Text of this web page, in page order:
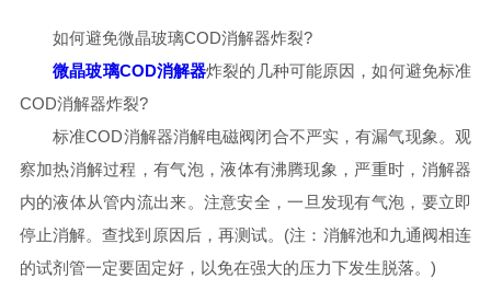
如何避免微晶玻璃COD消解器炸裂?
微晶玻璃COD消解器炸裂的几种可能原因，如何避免标准
COD消解器炸裂?
标准COD消解器消解电磁阀闭合不严实，有漏气现象。观
察加热消解过程，有气泡，液体有沸腾现象，严重时，消解器
内的液体从管内流出来。注意安全，一旦发现有气泡，要立即
停止消解。查找到原因后，再测试。(注：消解池和九通阀相连
的试剂管一定要固定好，以免在强大的压力下发生脱落。)